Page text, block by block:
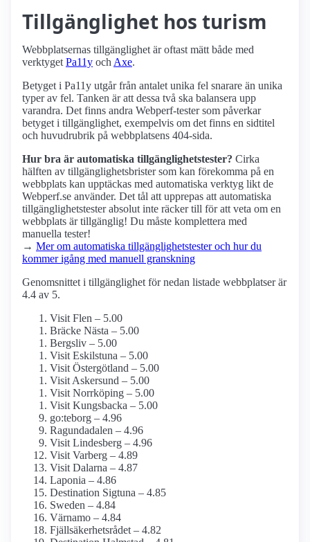
Tillgänglighet hos turism
Webbplatsernas tillgänglighet är oftast mätt både med
verktyget Pa11y och Axe.
Betyget i Pa11y utgår från antalet unika fel snarare än unika
typer av fel. Tanken är att dessa två ska balansera upp
varandra. Det finns andra Webperf-tester som påverkar
betyget i tillgänglighet, exempelvis om det finns en sidtitel
och huvudrubrik på webbplatsens 404-sida.
Hur bra är automatiska tillgänglighets­tester? Cirka
hälften av tillgänglighets­brister som kan förekomma på en
webbplats kan upptäckas med automatiska verktyg likt de
Webperf.se använder. Det tål att upprepas att automatiska
tillgänglighets­tester absolut inte räcker till för att veta om en
webbplats är tillgänglig! Du måste komplettera med
manuella tester!
→ Mer om automatiska tillgänglighets­tester och hur du
kommer igång med manuell granskning
Genomsnittet i tillgänglighet för nedan listade webbplatser är
4.4 av 5.
Visit Flen – 5.00
Bräcke Nästa – 5.00
Bergsliv – 5.00
Visit Eskilstuna – 5.00
Visit Östergötland – 5.00
Visit Askersund – 5.00
Visit Norrköping – 5.00
Visit Kungsbacka – 5.00
go:teborg – 4.96
Ragundadalen – 4.96
Visit Lindesberg – 4.96
Visit Varberg – 4.89
Visit Dalarna – 4.87
Laponia – 4.86
Destination Sigtuna – 4.85
Sweden – 4.84
Värnamo – 4.84
Fjällsäkerhetsrådet – 4.82